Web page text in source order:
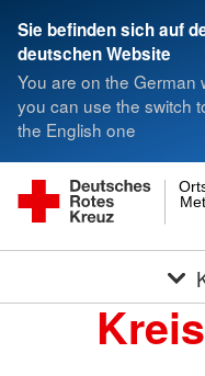
Sie befinden sich auf
deutschen Website
You are on the German
you can use the switch
the English one